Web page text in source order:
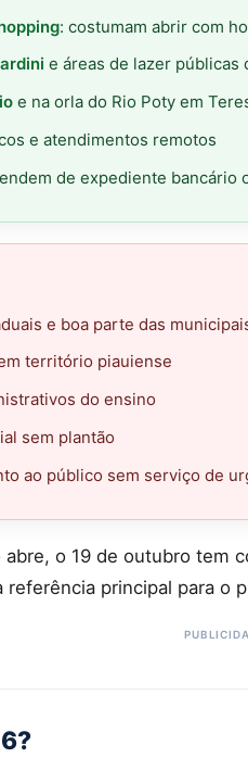
: costumam abrir com
e áreas de lazer públicas
e na orla do Rio Poty em
e atendimentos remotos
de expediente bancário
e boa parte das
território piauiense
do ensino
sem plantão
ao público sem serviço de
o 19 de outubro tem
principal para o